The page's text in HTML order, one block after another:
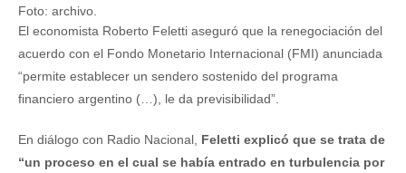
Foto: archivo.
El economista Roberto Feletti aseguró que la renegociación del
acuerdo con el Fondo Monetario Internacional (FMI) anunciada
“permite establecer un sendero sostenido del programa
financiero argentino (…), le da previsibilidad”.
En diálogo con Radio Nacional, Feletti explicó que se trata de
“un proceso en el cual se había entrado en turbulencia por